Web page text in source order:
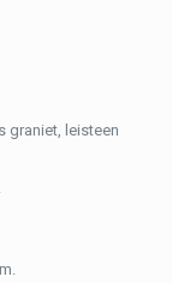
graniet, leisteen